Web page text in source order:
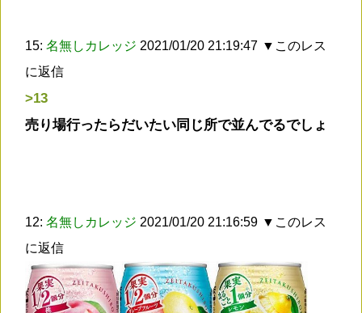
15: 名無しカレッジ 2021/01/20 21:19:47 ▼このレス
に返信
>13
売り場行ったらだいたい同じ所で並んでるでしょ
12: 名無しカレッジ 2021/01/20 21:16:59 ▼このレス
に返信